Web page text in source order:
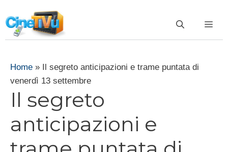
al
contenuto
Home » Il segreto anticipazioni e trame puntata di
venerdì 13 settembre
Il segreto
anticipazioni e